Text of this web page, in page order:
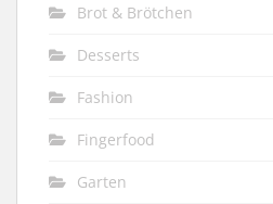
Brot & Brötchen
Desserts
Fashion
Fingerfood
Garten